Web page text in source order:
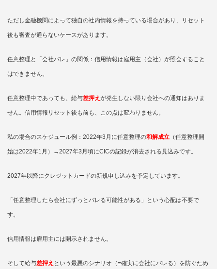
ただし金融機関によって独自の社内情報を持っている場合があり、リセット
後も審査が通らないケースがあります。
任意整理と「会社バレ」の関係：信用情報は雇用主（会社）が照会すること
はできません。
任意整理中であっても、給与差押え が発生しない限り会社への通知はありま
せん。信用情報リセット後も前も、この点は変わりません。
私の場合のスケジュール例：2022年3月に任意整理の和解成立 （任意整理開
始は2022年1月）→2027年3月頃にCICの記録が消去される見込みです。
2027年以降にクレジットカードの新規申し込みを予定しています。
「任意整理したら会社にずっとバレる可能性がある」という心配は不要で
す。
信用情報は雇用主には開示されません。
そして給与差押え という最悪のシナリオ（=確実に会社にバレる）を防ぐため